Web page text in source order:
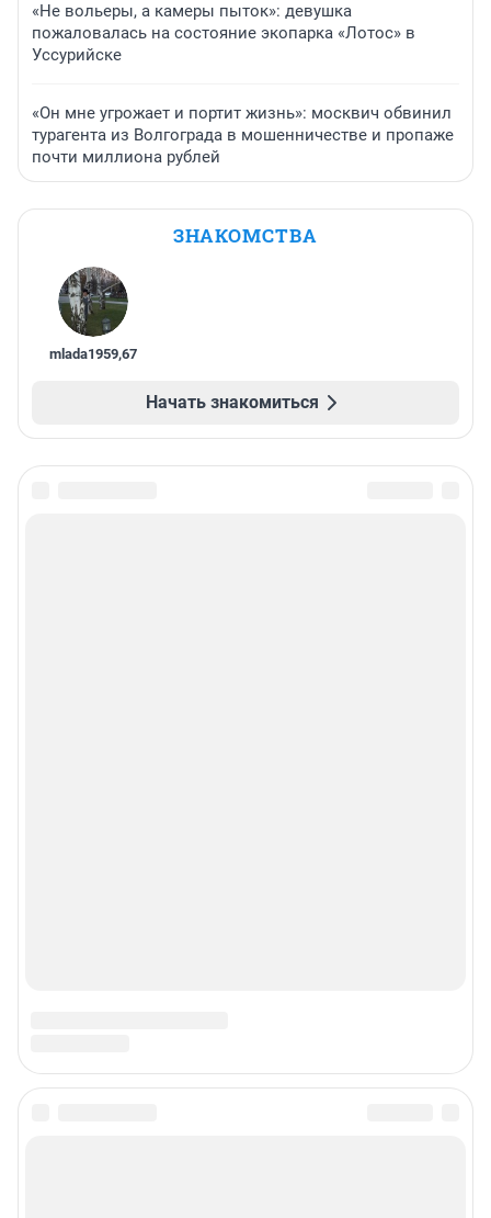
«Не вольеры, а камеры пыток»: девушка
пожаловалась на состояние экопарка «Лотос» в
Уссурийске
«Он мне угрожает и портит жизнь»: москвич обвинил
турагента из Волгограда в мошенничестве и пропаже
почти миллиона рублей
ЗНАКОМСТВА
mlada1959,67
Начать знакомиться